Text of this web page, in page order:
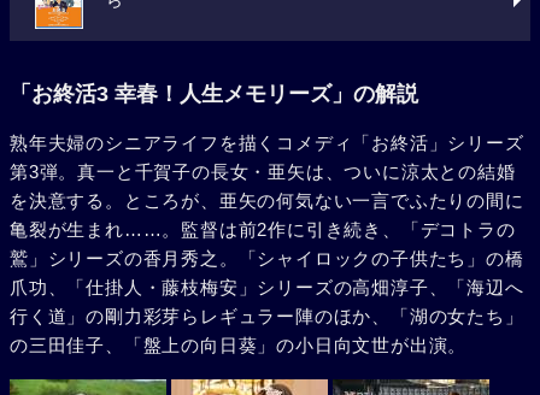
「お終活3 幸春！人生メモリーズ」の解説
熟年夫婦のシニアライフを描くコメディ「お終活」シリーズ
第3弾。真一と千賀子の長女・亜矢は、ついに涼太との結婚
を決意する。ところが、亜矢の何気ない一言でふたりの間に
亀裂が生まれ……。監督は前2作に引き続き、「デコトラの
鷲」シリーズの香月秀之。「シャイロックの子供たち」の橋
爪功、「仕掛人・藤枝梅安」シリーズの高畑淳子、「海辺へ
行く道」の剛力彩芽らレギュラー陣のほか、「湖の女たち」
の三田佳子、「盤上の向日葵」の小日向文世が出演。